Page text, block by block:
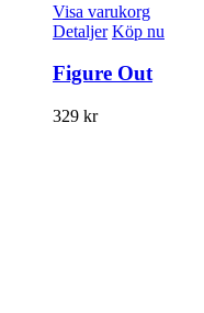
Visa varukorg
Detaljer Köp nu
Figure Out
329 kr